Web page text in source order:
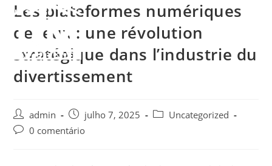
conteúdo
Les plateformes numériques
de jeux : une révolution
stratégique dans l’industrie du
divertissement
Autor
do
admin
Post
publicado:
julho 7, 2025
Categoria
Uncategorized
Comentários
0 comentário